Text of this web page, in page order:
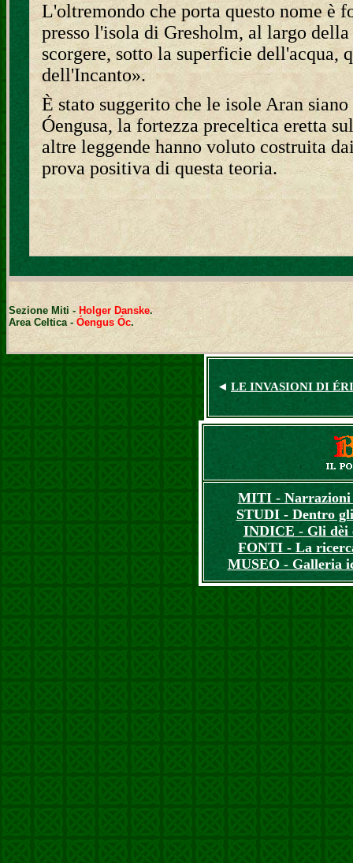
L'oltremondo che porta questo nome è
presso l'isola di Gresholm, al largo
scorgere, sotto la superficie dell'acqua,
dell'Incanto».
È stato suggerito che le isole Aran
Óengusa, la fortezza preceltica eretta
altre leggende hanno voluto costruita
prova positiva di questa teoria.
Sezione Miti - Holger Danske.
Area Celtica -Óengus Óc.
◄ LE INVASIONI DI
MITI - Narrazioni
STUDI - Dentro
INDICE - Gli dèi
FONTI - La
MUSEO - Galleria